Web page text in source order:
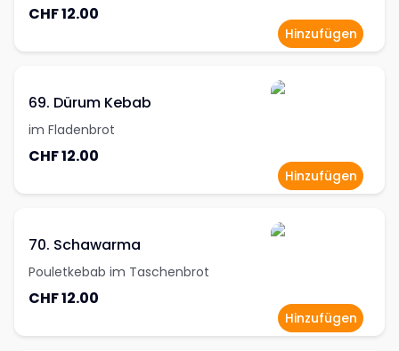
CHF 12.00
Hinzufügen
69. Dürum Kebab
im Fladenbrot
CHF 12.00
Hinzufügen
70. Schawarma
Pouletkebab im Taschenbrot
CHF 12.00
Hinzufügen